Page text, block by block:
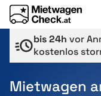
bis 24h vor
kostenlos
Mietwagen